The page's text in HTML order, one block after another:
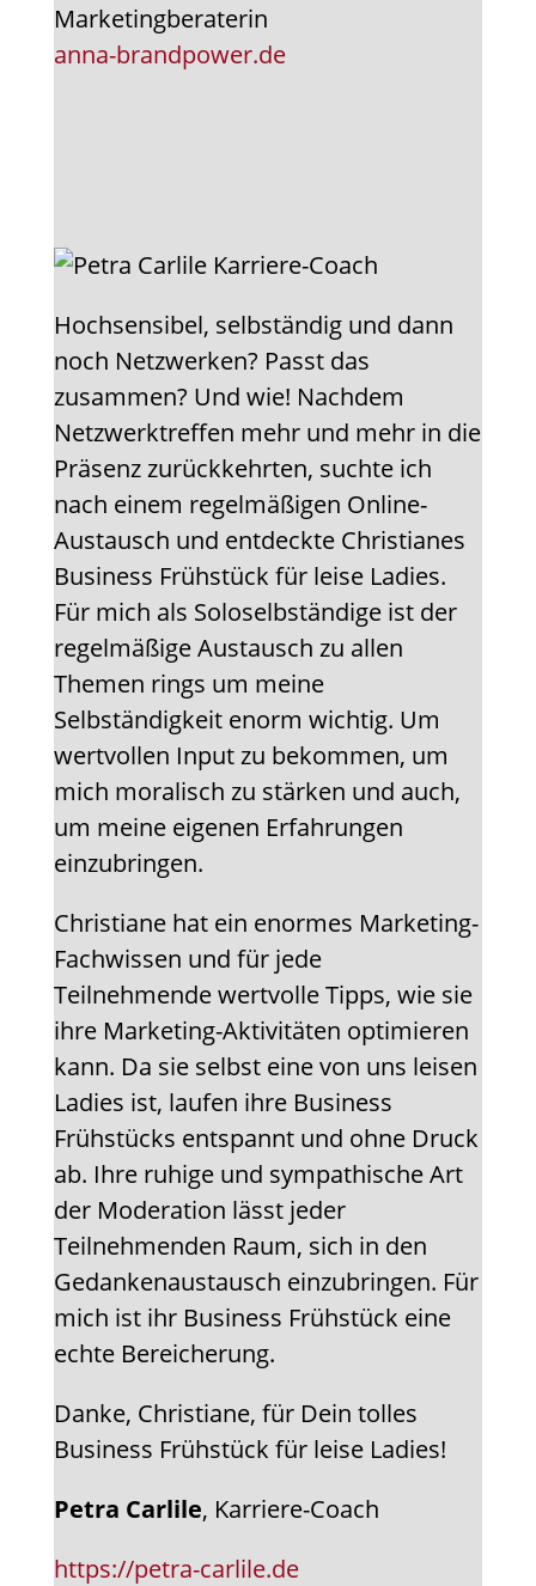
Marketingberaterin
anna-brandpower.de
Hochsensibel, selbständig und dann
noch Netzwerken? Passt das
zusammen? Und wie! Nachdem
Netzwerktreffen mehr und mehr in die
Präsenz zurückkehrten, suchte ich
nach einem regelmäßigen Online-
Austausch und entdeckte Christianes
Business Frühstück für leise Ladies.
Für mich als Soloselbständige ist der
regelmäßige Austausch zu allen
Themen rings um meine
Selbständigkeit enorm wichtig. Um
wertvollen Input zu bekommen, um
mich moralisch zu stärken und auch,
um meine eigenen Erfahrungen
einzubringen.
Christiane hat ein enormes Marketing-
Fachwissen und für jede
Teilnehmende wertvolle Tipps, wie sie
ihre Marketing-Aktivitäten optimieren
kann. Da sie selbst eine von uns leisen
Ladies ist, laufen ihre Business
Frühstücks entspannt und ohne Druck
ab. Ihre ruhige und sympathische Art
der Moderation lässt jeder
Teilnehmenden Raum, sich in den
Gedankenaustausch einzubringen. Für
mich ist ihr Business Frühstück eine
echte Bereicherung.
Danke, Christiane, für Dein tolles
Business Frühstück für leise Ladies!
Petra Carlile, Karriere-Coach
https://petra-carlile.de